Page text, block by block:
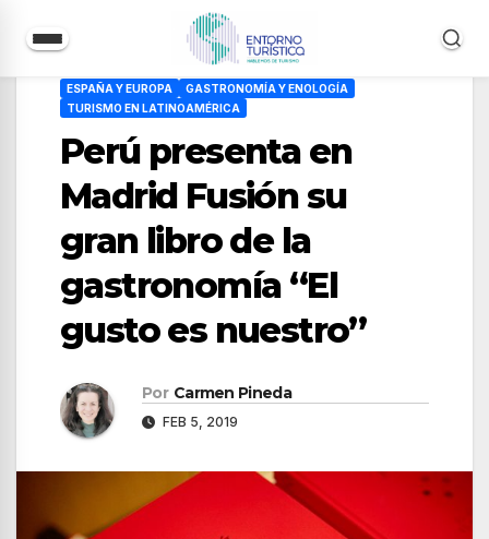
ESPAÑA Y EUROPA
GASTRONOMÍA Y ENOLOGÍA
TURISMO EN LATINOAMÉRICA
Perú presenta en
Madrid Fusión su
gran libro de la
gastronomía “El
gusto es nuestro”
Por Carmen Pineda
FEB 5, 2019